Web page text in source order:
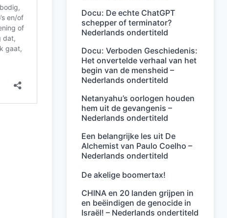
Docu: De echte ChatGPT
schepper of terminator?
Nederlands ondertiteld
Docu: Verboden Geschiedenis:
Het onvertelde verhaal van het
begin van de mensheid –
Nederlands ondertiteld
Netanyahu’s oorlogen houden
hem uit de gevangenis –
Nederlands ondertiteld
Een belangrijke les uit De
Alchemist van Paulo Coelho –
Nederlands ondertiteld
De akelige boomertax!
CHINA en 20 landen grijpen in
en beëindigen de genocide in
Israël! – Nederlands ondertiteld